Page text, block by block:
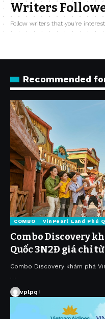
Writers
Follow writers that you're
Recommended
COMBO VinPearl Land Phú
Combo Discovery
Quốc 3N2Đ giá chỉ
Combo Discovery khám phá
…
vplpq